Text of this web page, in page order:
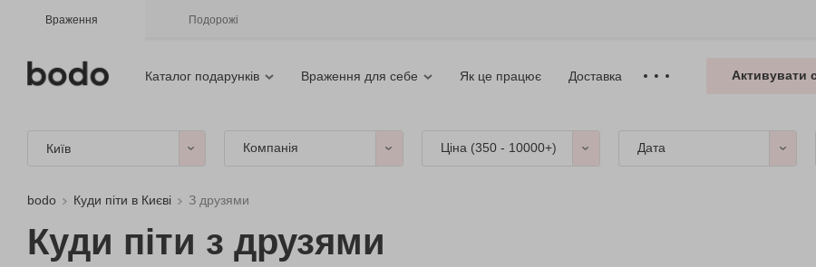
Враження Подорожі
Каталог подарунків Враження для себе Як це працює Доставка Активувати
Київ Компанія Ціна (350 - 10000+) Дата
bodo Куди піти в Києві З друзями
Куди піти з друзями